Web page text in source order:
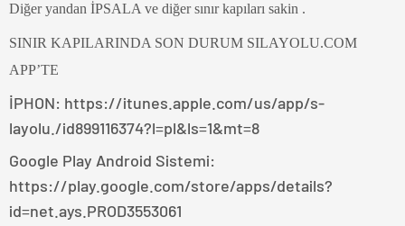
Diğer yandan İPSALA ve diğer sınır kapıları sakin .
SINIR KAPILARINDA SON DURUM SILAYOLU.COM
APP’TE
İPHON: https://itunes.apple.com/us/app/s-
layolu./id899116374?l=pl&ls=1&mt=8
Google Play Android Sistemi:
https://play.google.com/store/apps/details?
id=net.ays.PROD3553061